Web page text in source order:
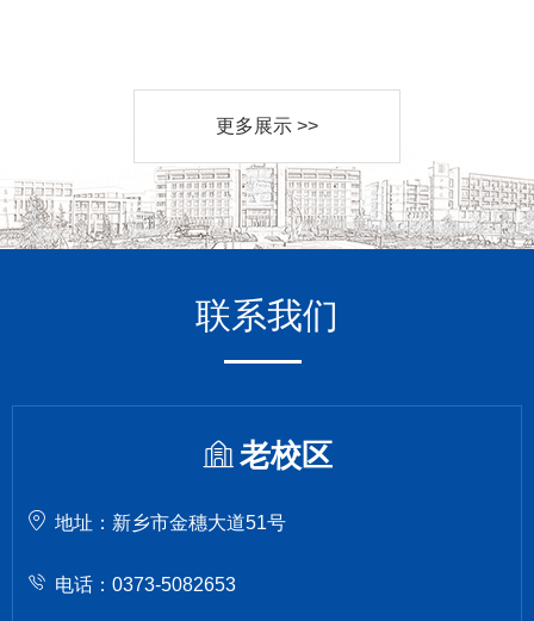
更多展示 >>
联系我们
老校区
地址：新乡市金穗大道51号
电话：0373-5082653